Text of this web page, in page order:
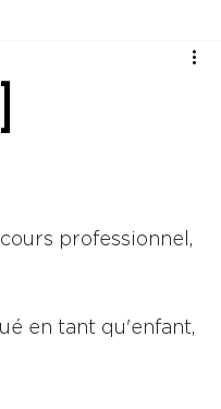
professionnel,
en tant qu'enfant,